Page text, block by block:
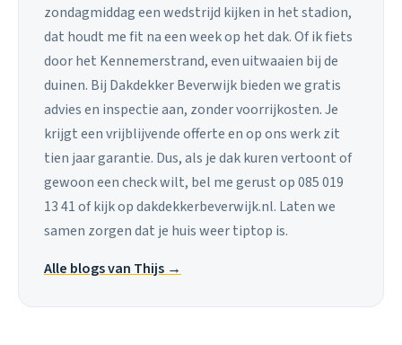
zondagmiddag een wedstrijd kijken in het stadion,
dat houdt me fit na een week op het dak. Of ik fiets
door het Kennemerstrand, even uitwaaien bij de
duinen. Bij Dakdekker Beverwijk bieden we gratis
advies en inspectie aan, zonder voorrijkosten. Je
krijgt een vrijblijvende offerte en op ons werk zit
tien jaar garantie. Dus, als je dak kuren vertoont of
gewoon een check wilt, bel me gerust op 085 019
13 41 of kijk op dakdekkerbeverwijk.nl. Laten we
samen zorgen dat je huis weer tiptop is.
Alle blogs van Thijs →